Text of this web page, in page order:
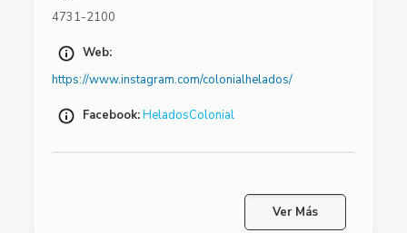
4731-2100
Web:
https://www.instagram.com/colonialhelados/
Facebook:HeladosColonial
Ver Más